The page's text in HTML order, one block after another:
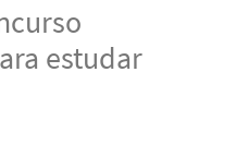
estudar